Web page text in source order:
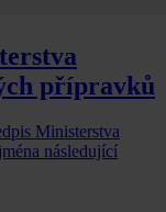
přípravků
Ministerstva
následující